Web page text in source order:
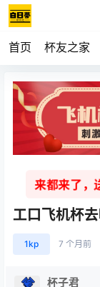
首页 杯友之家
来都来了，
工口飞机杯
1kp 7 个月前
杯子君